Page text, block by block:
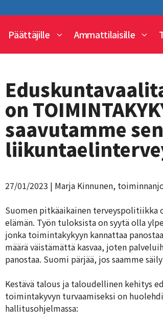
Päättäjille Ammattilaisille
on
saavutamme
27/01/2023 | Marja Kinnunen,
Suomen pitkäaikainen terveyspolitiikka
elämän. Työn tuloksista on syytä olla
jonka toimintakykyyn kannattaa
määrä väistämättä kasvaa, joten
panostaa. Suomi pärjää, jos saamme
Kestävä talous ja taloudellinen kehitys
toimintakyvyn turvaamiseksi on
hallitusohjelmassa: